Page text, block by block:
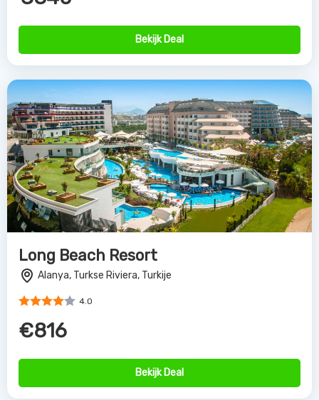
Bekijk Deal
Long Beach Resort
Alanya, Turkse Riviera, Turkije
4.0
€816
Bekijk Deal